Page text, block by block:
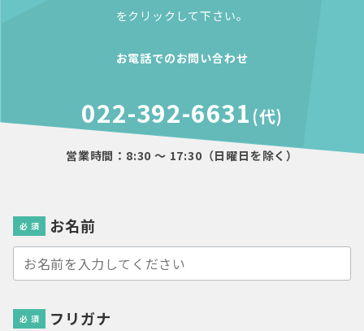
をクリックして下さい。
お電話でのお問い合わせ
022-392-6631 (代)
営業時間：8:30 〜 17:30（日曜日を除く）
必 須 お名前
必 須 フリガナ